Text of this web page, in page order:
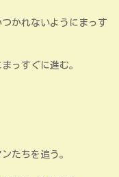
かれないようにまっす
っすぐに進む。
たちを追う。